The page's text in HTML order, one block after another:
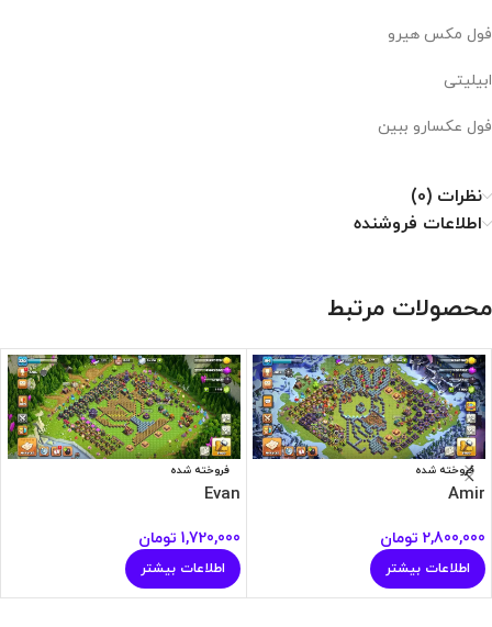
فول مکس هیرو
ابیلیتی
فول عکسارو ببین
نظرات (0)
اطلاعات فروشنده
محصولات مرتبط
فروخته شده
Amir
2,800,000 تومان
اطلاعات بیشتر
فروخته شده
Evan
1,720,000 تومان
اطلاعات بیشتر